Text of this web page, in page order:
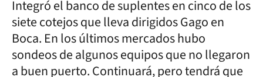
Integró el banco de suplentes en cinco de los
siete cotejos que lleva dirigidos Gago en
Boca. En los últimos mercados hubo
sondeos de algunos equipos que no llegaron
a buen puerto. Continuará, pero tendrá que